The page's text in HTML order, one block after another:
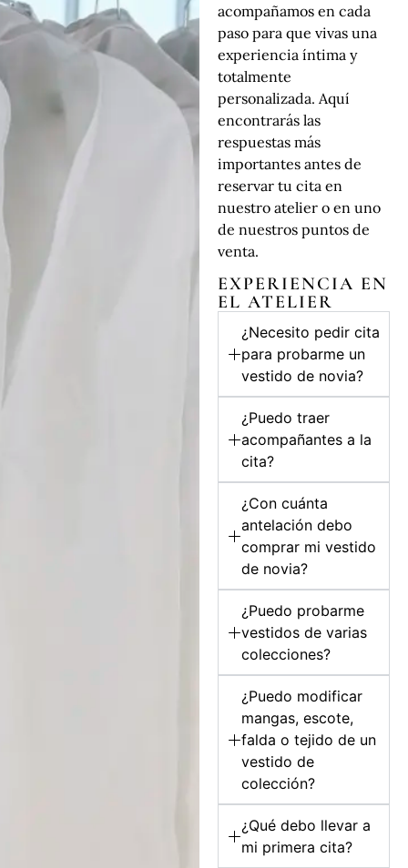
acompañamos en cada
paso para que vivas una
experiencia íntima y
totalmente
personalizada. Aquí
encontrarás las
respuestas más
importantes antes de
reservar tu cita en
nuestro atelier o en uno
de nuestros puntos de
venta.
EXPERIENCIA EN
EL ATELIER
¿Necesito pedir cita
para probarme un
vestido de novia?
¿Puedo traer
acompañantes a la
cita?
¿Con cuánta
antelación debo
comprar mi vestido
de novia?
¿Puedo probarme
vestidos de varias
colecciones?
¿Puedo modificar
mangas, escote,
falda o tejido de un
vestido de
colección?
¿Qué debo llevar a
mi primera cita?